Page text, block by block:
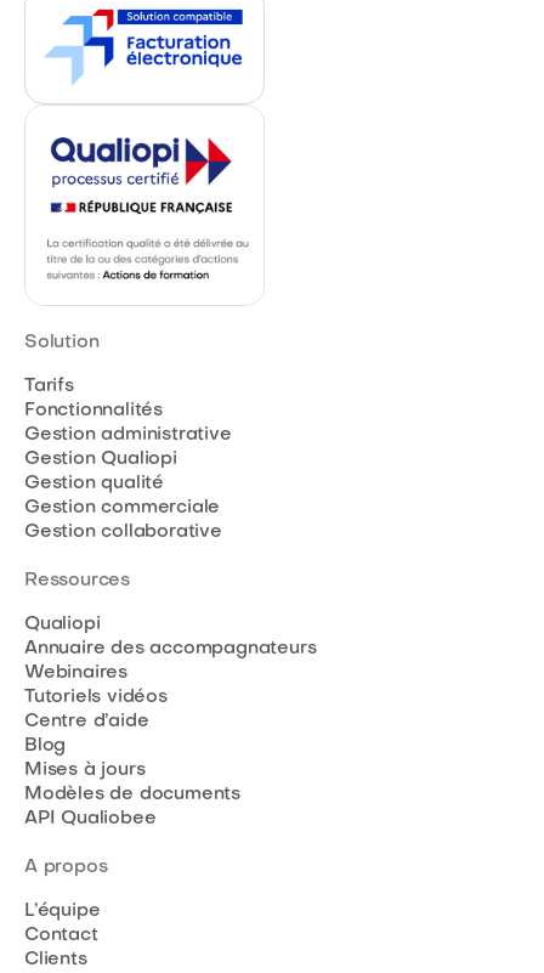
Solution
Tarifs
Fonctionnalités
Gestion administrative
Gestion Qualiopi
Gestion qualité
Gestion commerciale
Gestion collaborative
Ressources
Qualiopi
Annuaire des accompagnateurs
Webinaires
Tutoriels vidéos
Centre d’aide
Blog
Mises à jours
Modèles de documents
API Qualiobee
A propos
L’équipe
Contact
Clients